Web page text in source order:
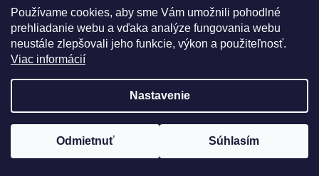
Používame cookies, aby sme Vám umožnili pohodlné
prehliadanie webu a vďaka analýze fungovania webu
neustále zlepšovali jeho funkcie, výkon a použiteľnosť.
Viac informácií
Nastavenie
Odmietnuť Súhlasím
RAL 8007 (Žltohnedá svetlá)
RAL 8008 (Olivová hnedá)
RAL 8011 (Oriešková hnedá) 5
RAL 8012 (Červenohnedá) 6